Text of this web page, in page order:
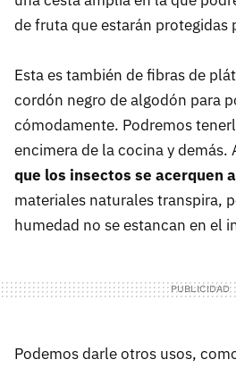
de fruta que estarán protegidas
Esta es también de fibras de
cordón negro de algodón para
cómodamente. Podremos
encimera de la cocina y demás.
que los insectos se acerquen
materiales naturales transpira,
humedad no se estancan en el
Podemos darle otros usos,